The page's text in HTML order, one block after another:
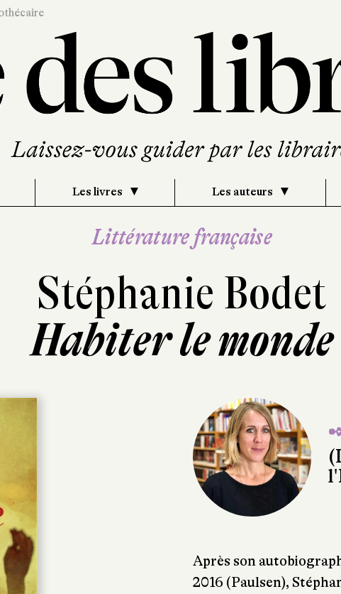
Les livres Les auteurs
Littérature française
Stéphanie Bodet
Habiter le monde
Après son
2016 (Paulsen),